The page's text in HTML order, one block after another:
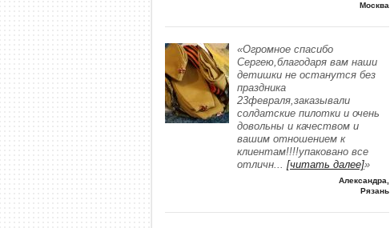
Москва
«Огромное спасибо
Сергею,благодаря вам наши
детишки не останутся без
праздника
23февраля,заказывали
солдатские пилотки и очень
довольны и качеством и
вашим отношением к
клиентам!!!!упаковано все
отличн... [читать далее]»
Александра
Рязань